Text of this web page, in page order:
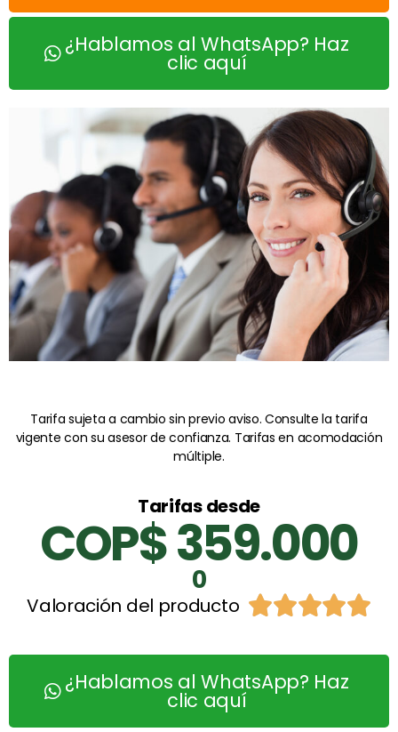
¿Hablamos al WhatsApp? Haz
clic aquí
Tarifa sujeta a cambio sin previo aviso. Consulte la tarifa
vigente con su asesor de confianza. Tarifas en acomodación
múltiple.
Tarifas desde
COP$ 359.000
0
Valoración del producto 
¿Hablamos al WhatsApp? Haz
clic aquí